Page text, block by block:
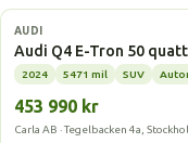
Elbil
AUDI
Audi Q4 E-Tron 50
2024 5471 mil SUV
453 990 kr
Carla AB · Tegelbacken 4a,